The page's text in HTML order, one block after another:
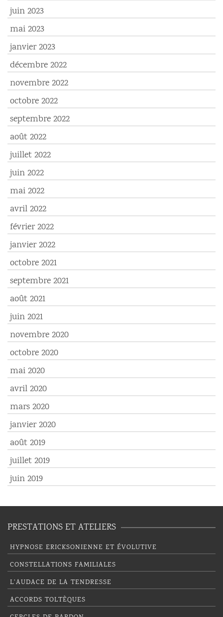
juin 2023
mai 2023
janvier 2023
décembre 2022
novembre 2022
octobre 2022
septembre 2022
août 2022
juillet 2022
juin 2022
mai 2022
avril 2022
février 2022
janvier 2022
octobre 2021
septembre 2021
août 2021
juin 2021
novembre 2020
octobre 2020
mai 2020
avril 2020
mars 2020
janvier 2020
août 2019
juillet 2019
juin 2019
PRESTATIONS ET ATELIERS
HYPNOSE ERICKSONIENNE ET ÉVOLUTIVE
CONSTELLATIONS FAMILIALES
L’AUDACE DE LA TENDRESSE
ACCORDS TOLTÈQUES